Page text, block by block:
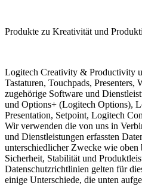
Produkte zu Kreativität und
Logitech Creativity & Productivity
Tastaturen, Touchpads, Presenters,
zugehörige Software und
und Options+ (Logitech Options),
Presentation, Setpoint, Logitech
Wir verwenden die von uns in
und Dienstleistungen erfassten
unterschiedlicher Zwecke wie oben
Sicherheit, Stabilität und
Datenschutzrichtlinien gelten für
einige Unterschiede, die unten